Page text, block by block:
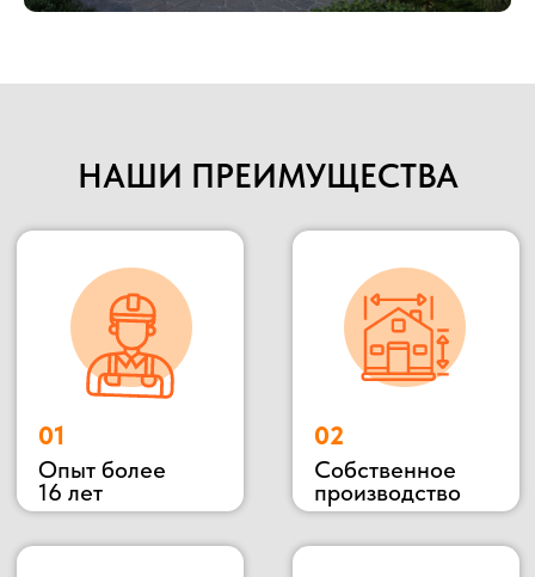
НАШИ ПРЕИМУЩЕСТВА